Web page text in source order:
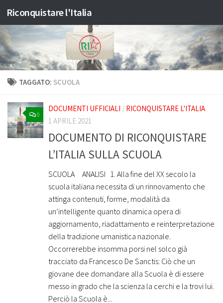
Salta al contenuto
Riconquistare l'Italia
TAGGATO: SCUOLA
0
DOCUMENTI UFFICIALI / RICONQUISTARE L'ITALIA
1 APRILE 2021
DOCUMENTO DI RICONQUISTARE
L’ITALIA SULLA SCUOLA
SCUOLA ANALISI 1. Alla fine del XX secolo la
scuola italiana necessita di un rinnovamento che
attinga contenuti, forme, modalità da
un’intelligente quanto dinamica opera di
aggiornamento, riadattamento e reinterpretazione
della tradizione umanistica nazionale.
Occorrerebbe insomma porsi nel solco già
tracciato da Francesco De Sanctis: Ciò che un
giovane dee domandare alla Scuola è di essere
messo in grado che la scienza la cerchi e la trovi lui.
Perciò la Scuola è...